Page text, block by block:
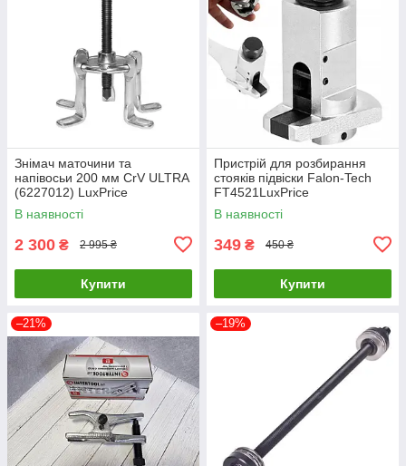
Знімач маточини та
напівосьи 200 мм CrV ULTRA
(6227012) LuxPrice
В наявності
2 300 ₴ 2 995 ₴
Купити
Пристрій для розбирання
стояків підвіски Falon-Tech
FT4521LuxPrice
В наявності
349 ₴ 450 ₴
Купити
–21% –19%